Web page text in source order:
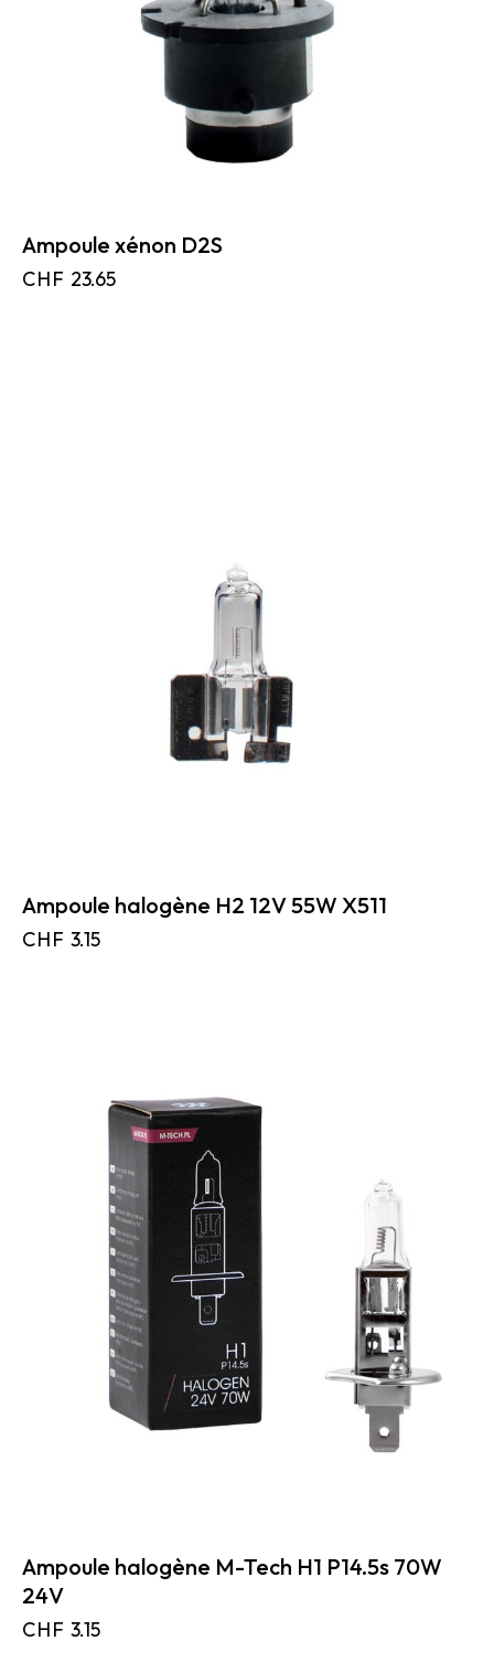
Ampoule xénon D2S
CHF 23.65
Ampoule halogène H2 12V 55W X511
CHF 3.15
Ampoule halogène M-Tech H1 P14.5s 70W
24V
CHF 3.15